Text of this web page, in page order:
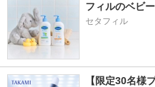
フィルのベビ
セタフィル
【限定30名様